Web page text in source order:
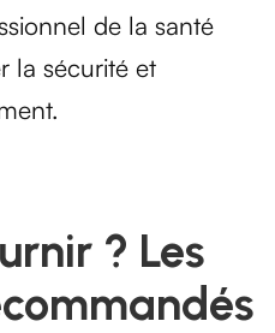
de la santé
la sécurité et
? Les